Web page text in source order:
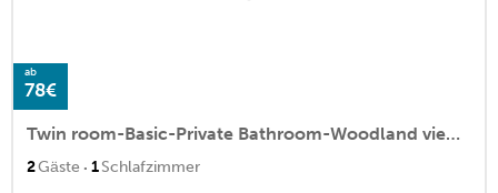
ab
78€
Twin room-Basic-Private Bathroom-Woodland view-Zimmer 3
2Gäste · 1Schlafzimmer